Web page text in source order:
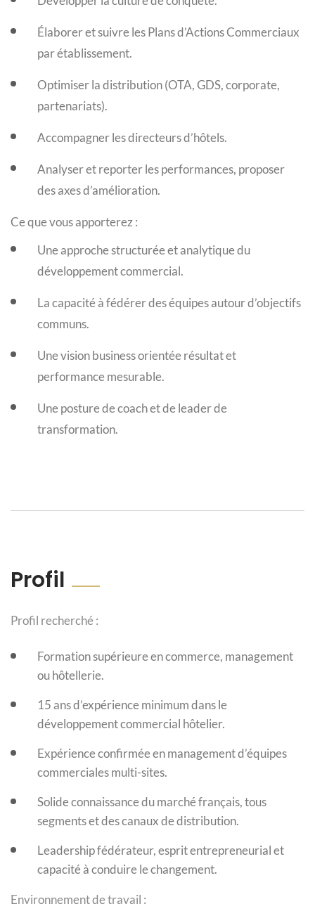
Élaborer et suivre les Plans d’Actions Commerciaux
par établissement.
Optimiser la distribution (OTA, GDS, corporate,
partenariats).
Accompagner les directeurs d’hôtels.
Analyser et reporter les performances, proposer
des axes d’amélioration.
Ce que vous apporterez :
Une approche structurée et analytique du
développement commercial.
La capacité à fédérer des équipes autour d’objectifs
communs.
Une vision business orientée résultat et
performance mesurable.
Une posture de coach et de leader de
transformation.
Profil
Profil recherché :
Formation supérieure en commerce, management
ou hôtellerie.
15 ans d’expérience minimum dans le
développement commercial hôtelier.
Expérience confirmée en management d’équipes
commerciales multi-sites.
Solide connaissance du marché français, tous
segments et des canaux de distribution.
Leadership fédérateur, esprit entrepreneurial et
capacité à conduire le changement.
Environnement de travail :